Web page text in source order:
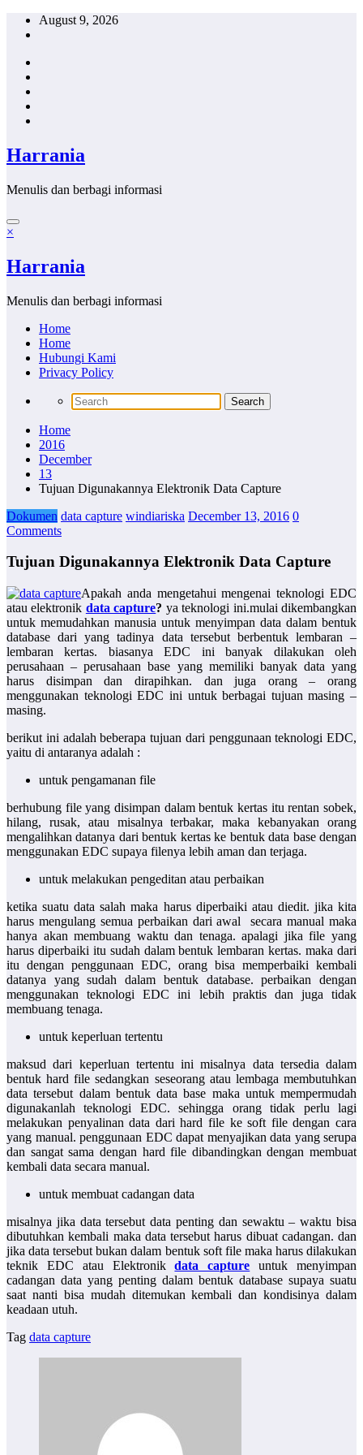
Skip
August 9, 2026
Harrania
Menulis dan berbagi informasi
×
Harrania
Menulis dan berbagi informasi
Home
Home
Hubungi Kami
Privacy Policy
Home
2016
December
13
Tujuan Digunakannya Elektronik Data Capture
Dokumen data capture windiariska December 13, 2016 0
Comments
Tujuan Digunakannya Elektronik Data Capture
Apakah anda mengetahui mengenai teknologi EDC
atau elektronik data capture? ya teknologi ini.mulai dikembangkan
untuk memudahkan manusia untuk menyimpan data dalam bentuk
database dari yang tadinya data tersebut berbentuk lembaran –
lembaran kertas. biasanya EDC ini banyak dilakukan oleh
perusahaan – perusahaan base yang memiliki banyak data yang
harus disimpan dan dirapihkan. dan juga orang – orang
menggunakan teknologi EDC ini untuk berbagai tujuan masing –
masing.
berikut ini adalah beberapa tujuan dari penggunaan teknologi EDC,
yaitu di antaranya adalah :
untuk pengamanan file
berhubung file yang disimpan dalam bentuk kertas itu rentan sobek,
hilang, rusak, atau misalnya terbakar, maka kebanyakan orang
mengalihkan datanya dari bentuk kertas ke bentuk data base dengan
menggunakan EDC supaya filenya lebih aman dan terjaga.
untuk melakukan pengeditan atau perbaikan
ketika suatu data salah maka harus diperbaiki atau diedit. jika kita
harus mengulang semua perbaikan dari awal secara manual maka
hanya akan membuang waktu dan tenaga. apalagi jika file yang
harus diperbaiki itu sudah dalam bentuk lembaran kertas. maka dari
itu dengan penggunaan EDC, orang bisa memperbaiki kembali
datanya yang sudah dalam bentuk database. perbaikan dengan
menggunakan teknologi EDC ini lebih praktis dan juga tidak
membuang tenaga.
untuk keperluan tertentu
maksud dari keperluan tertentu ini misalnya data tersedia dalam
bentuk hard file sedangkan seseorang atau lembaga membutuhkan
data tersebut dalam bentuk data base maka untuk mempermudah
digunakanlah teknologi EDC. sehingga orang tidak perlu lagi
melakukan penyalinan data dari hard file ke soft file dengan cara
yang manual. penggunaan EDC dapat menyajikan data yang serupa
dan sangat sama dengan hard file dibandingkan dengan membuat
kembali data secara manual.
untuk membuat cadangan data
misalnya jika data tersebut data penting dan sewaktu – waktu bisa
dibutuhkan kembali maka data tersebut harus dibuat cadangan. dan
jika data tersebut bukan dalam bentuk soft file maka harus dilakukan
teknik EDC atau Elektronikdata capture untuk menyimpan
cadangan data yang penting dalam bentuk database supaya suatu
saat nanti bisa mudah ditemukan kembali dan kondisinya dalam
keadaan utuh.
Tag data capture